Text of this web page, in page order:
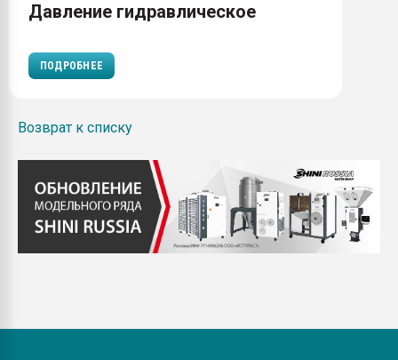
Давление гидравлическое
ПОДРОБНЕЕ
Возврат к списку